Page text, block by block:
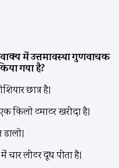
में उत्तमावस्था गुणवाचक
गया है?
छात्र है।
किलो टमाटर खरीदा है।
लीटर दूध पीता है।